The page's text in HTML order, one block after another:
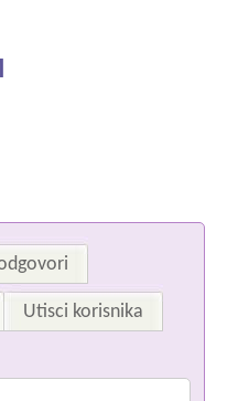
Utisci korisnika